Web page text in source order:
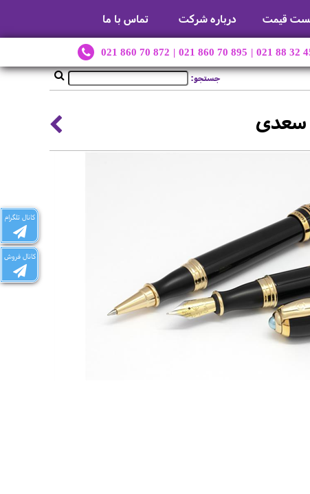
قیمت درباره شرکت تماس با ما
021 860 70 872 | 021 860 70 895 | 021 88 32
کانال تلگرام
کانال فروش
جستجو:
سعدی